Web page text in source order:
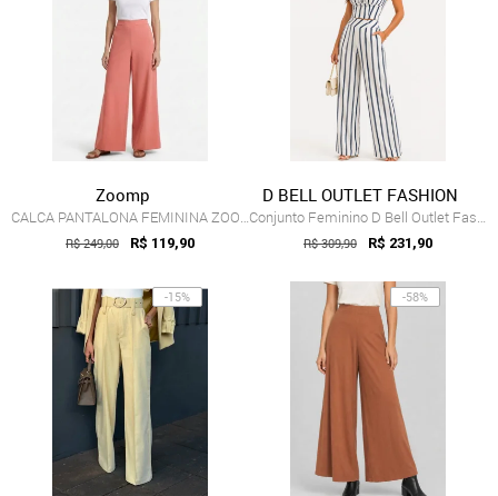
Zoomp
CALCA PANTALONA FEMININA ZOOMP
R$ 249,00 R$ 119,90
D BELL OUTLET FASHION
Conjunto Feminino D Bell Outlet Fashion ...
R$ 309,90 R$ 231,90
-15% -58%